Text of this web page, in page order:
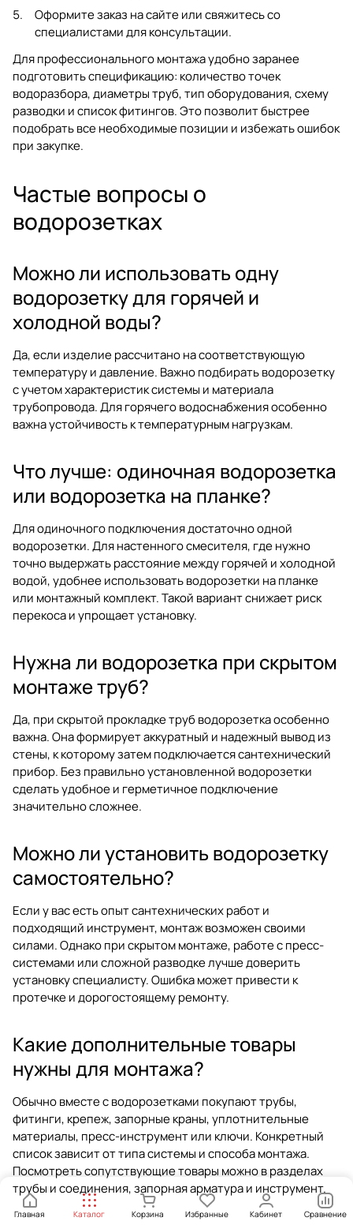
Оформите заказ на сайте или свяжитесь со
специалистами для консультации.
Для профессионального монтажа удобно заранее
подготовить спецификацию: количество точек
водоразбора, диаметры труб, тип оборудования, схему
разводки и список фитингов. Это позволит быстрее
подобрать все необходимые позиции и избежать ошибок
при закупке.
Частые вопросы о
водорозетках
Можно ли использовать одну
водорозетку для горячей и
холодной воды?
Да, если изделие рассчитано на соответствующую
температуру и давление. Важно подбирать водорозетку
с учетом характеристик системы и материала
трубопровода. Для горячего водоснабжения особенно
важна устойчивость к температурным нагрузкам.
Что лучше: одиночная водорозетка
или водорозетка на планке?
Для одиночного подключения достаточно одной
водорозетки. Для настенного смесителя, где нужно
точно выдержать расстояние между горячей и холодной
водой, удобнее использовать водорозетки на планке
или монтажный комплект. Такой вариант снижает риск
перекоса и упрощает установку.
Нужна ли водорозетка при скрытом
монтаже труб?
Да, при скрытой прокладке труб водорозетка особенно
важна. Она формирует аккуратный и надежный вывод из
стены, к которому затем подключается сантехнический
прибор. Без правильно установленной водорозетки
сделать удобное и герметичное подключение
значительно сложнее.
Можно ли установить водорозетку
самостоятельно?
Если у вас есть опыт сантехнических работ и
подходящий инструмент, монтаж возможен своими
силами. Однако при скрытом монтаже, работе с пресс-
системами или сложной разводке лучше доверить
установку специалисту. Ошибка может привести к
протечке и дорогостоящему ремонту.
Какие дополнительные товары
нужны для монтажа?
Обычно вместе с водорозетками покупают трубы,
фитинги, крепеж, запорные краны, уплотнительные
материалы, пресс-инструмент или ключи. Конкретный
список зависит от типа системы и способа монтажа.
Посмотреть сопутствующие товары можно в разделах
трубы и соединения,запорная арматураи инструмент.
Главная Каталог Корзина Избранные Кабинет Сравнение